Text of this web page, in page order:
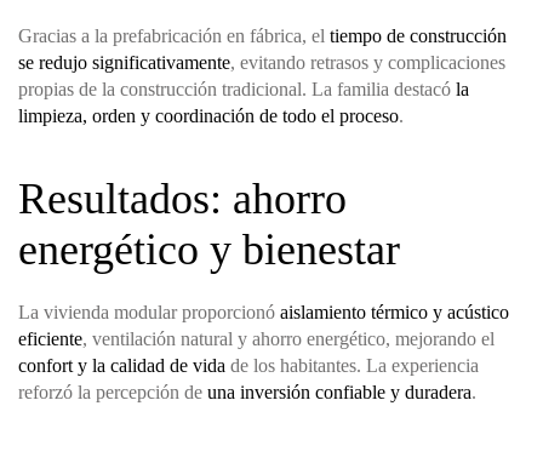
Gracias a la prefabricación en fábrica, el tiempo de construcción
se redujo significativamente, evitando retrasos y complicaciones
propias de la construcción tradicional. La familia destacó la
limpieza, orden y coordinación de todo el proceso.
Resultados: ahorro
energético y bienestar
La vivienda modular proporcionó aislamiento térmico y acústico
eficiente, ventilación natural y ahorro energético, mejorando el
confort y la calidad de vida de los habitantes. La experiencia
reforzó la percepción de una inversión confiable y duradera.